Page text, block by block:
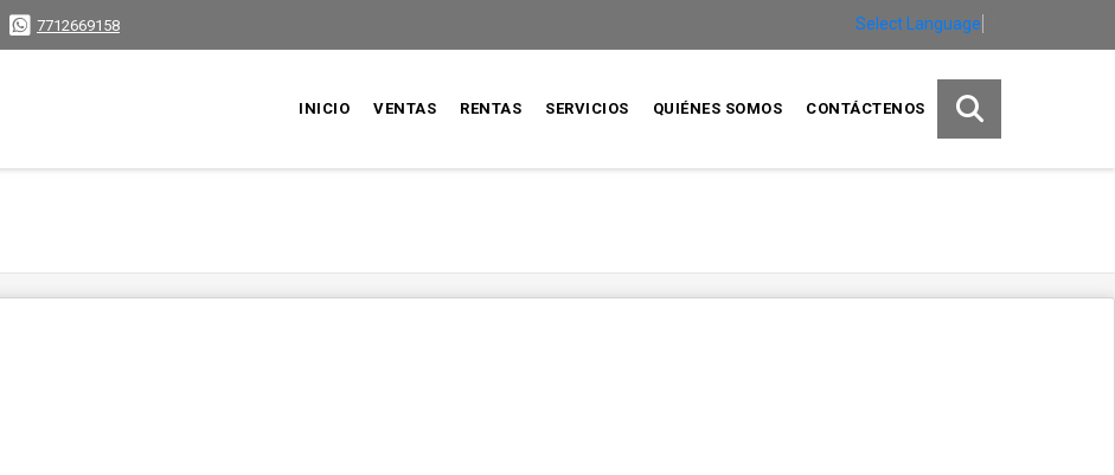
7712669158 Select Language
INICIO VENTAS RENTAS SERVICIOS QUIÉNES SOMOS CONTÁCTENOS